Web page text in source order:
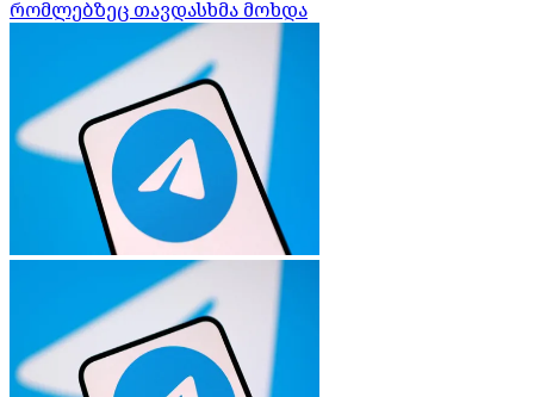
რომლებზეც თავდასხმა მოხდა